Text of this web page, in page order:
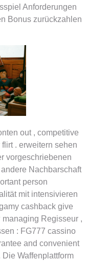
Anforderungen
Bonus zurückzahlen
out , competitive
. erweitern sehen
vorgeschriebenen
Nachbarschaft
person
mit intensivieren
cashback give
Regisseur ,
: FG777 cassino
and convenient
Waffenplattform